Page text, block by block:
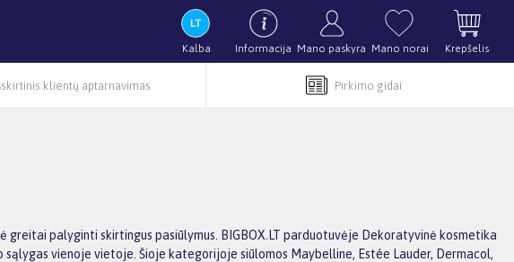
Kalba Informacija Mano paskyra Mano norai Krepšelis
klientų aptarnavimas Pirkimo gidai
palyginti skirtingus pasiūlymus. BIGBOX.LT parduotuvėje Dekoratyvinė kosmetika
vienoje vietoje. Šioje kategorijoje siūlomos Maybelline, Estée Lauder, Dermacol,